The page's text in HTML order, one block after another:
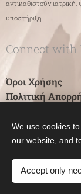
αντικαθιστούν
υποστήριξη.
Connect with
Όροι Χρήσης
Πολιτική
We use cookies
our website, and
Accept only